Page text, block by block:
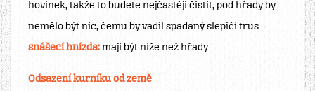
hovínek, takže to budete nejčastěji čistit, pod hřady by
nemělo být nic, čemu by vadil spadaný slepičí trus
snášecí hnízda: mají být níže než hřady
Odsazení kurníku od země